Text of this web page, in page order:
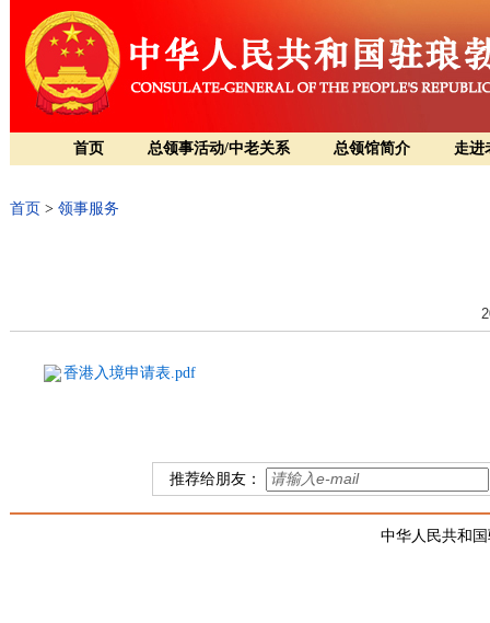
首页 总领事活动/中老关系 总领馆简介 走进
首页 > 领事服务
香港入境申请表.pdf
推荐给朋友：
中华人民共和